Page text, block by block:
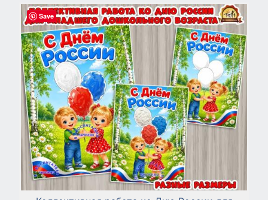
Save